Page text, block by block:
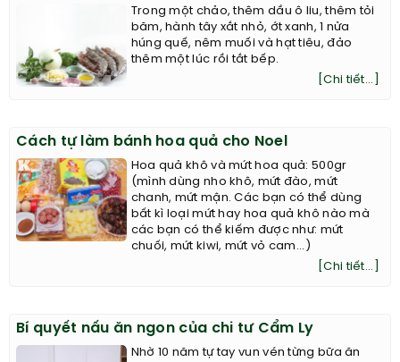
Trong một chảo, thêm dầu ô liu, thêm tỏi
băm, hành tây xắt nhỏ, ớt xanh, 1 nửa
húng quế, nêm muối và hạt tiêu, đảo
thêm một lúc rồi tắt bếp.
[Chi tiết...]
Cách tự làm bánh hoa quả cho Noel
Hoa quả khô và mứt hoa quả: 500gr
(mình dùng nho khô, mứt đào, mứt
chanh, mứt mận. Các bạn có thể dùng
bất kì loại mứt hay hoa quả khô nào mà
các bạn có thể kiếm được như: mứt
chuối, mứt kiwi, mứt vỏ cam...)
[Chi tiết...]
Bí quyết nấu ăn ngon của chi tư Cẩm Ly
Nhờ 10 năm tự tay vun vén từng bữa ăn